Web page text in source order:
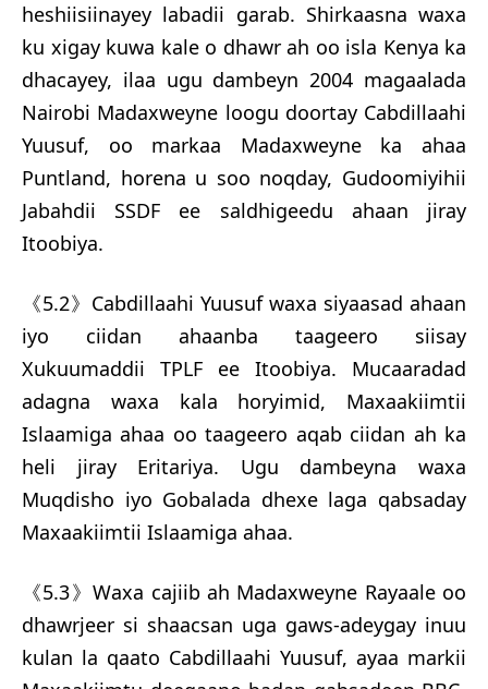
heshiisiinayey labadii garab. Shirkaasna waxa
ku xigay kuwa kale o dhawr ah oo isla Kenya ka
dhacayey, ilaa ugu dambeyn 2004 magaalada
Nairobi Madaxweyne loogu doortay Cabdillaahi
Yuusuf, oo markaa Madaxweyne ka ahaa
Puntland, horena u soo noqday, Gudoomiyihii
Jabahdii SSDF ee saldhigeedu ahaan jiray
Itoobiya.
《5.2》Cabdillaahi Yuusuf waxa siyaasad ahaan
iyo ciidan ahaanba taageero siisay
Xukuumaddii TPLF ee Itoobiya. Mucaaradad
adagna waxa kala horyimid, Maxaakiimtii
Islaamiga ahaa oo taageero aqab ciidan ah ka
heli jiray Eritariya. Ugu dambeyna waxa
Muqdisho iyo Gobalada dhexe laga qabsaday
Maxaakiimtii Islaamiga ahaa.
《5.3》Waxa cajiib ah Madaxweyne Rayaale oo
dhawrjeer si shaacsan uga gaws-adeygay inuu
kulan la qaato Cabdillaahi Yuusuf, ayaa markii